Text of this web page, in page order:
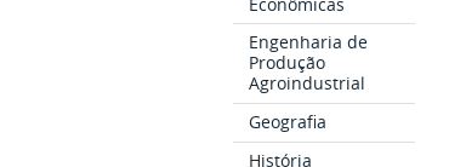
Engenharia de
Produção
Agroindustrial
Geografia
História